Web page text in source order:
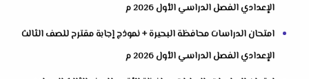
الإعدادي الفصل الدراسي الأول 2026 م
امتحان الدراسات محافظة البحيرة + نموذج إجابة مقترح للصف الثالث
الإعدادي الفصل الدراسي الأول 2026 م